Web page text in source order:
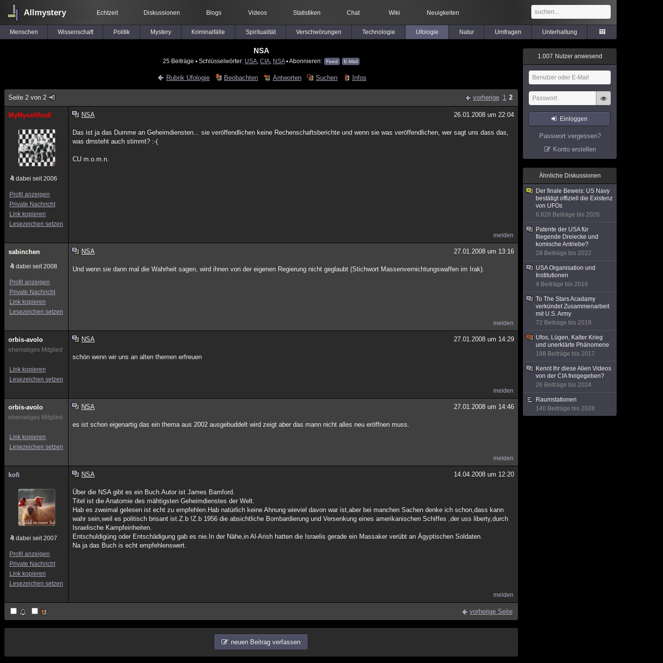
Allmystery Echtzeit Diskussionen Blogs Videos Statistiken Chat Wiki Neuigkeiten
Menschen Wissenschaft Politik Mystery Kriminalfälle Spiritualität Verschwörungen Technologie Ufologie Natur Umfragen Unterhaltung
NSA
25 Beiträge ▪ Schlüsselwörter: USA CIA NSA▪ Abonnieren: Feed E-Mail
Rubrik Ufologie Beobachten Antworten Suchen Infos
Seite 2 von 2 vorherige 1 2
MyMyselfAndI
dabei seit 2006
Profil anzeigen
Private Nachricht
Link kopieren
Lesezeichen setzen
NSA 26.01.2008 um 22:04
Das ist ja das Dumme an Geheimdiensten... sie veröffendlichen keine Rechenschaftsberichte und wenn sie was veröffendlichen, wer sagt uns dass das,
was drnsteht auch stimmt? :-(
CU m.o.m.n.
melden
sabinchen
dabei seit 2008
Profil anzeigen
Private Nachricht
Link kopieren
Lesezeichen setzen
NSA 27.01.2008 um 13:16
Und wenn sie dann mal die Wahrheit sagen, wird ihnen von der eigenen Regierung nicht geglaubt (Stichwort Massenvernichtungswaffen im Irak).
melden
orbis-avolo
ehemaliges Mitglied
Link kopieren
Lesezeichen setzen
NSA 27.01.2008 um 14:29
schön wenn wir uns an alten themen erfreuen
melden
orbis-avolo
ehemaliges Mitglied
Link kopieren
Lesezeichen setzen
NSA 27.01.2008 um 14:46
es ist schon eigenartig das ein thema aus 2002 ausgebuddelt wird zeigt aber das mann nicht alles neu eröffnen muss.
melden
kofi
dabei seit 2007
Profil anzeigen
Private Nachricht
Link kopieren
Lesezeichen setzen
NSA 14.04.2008 um 12:20
Über die NSA gibt es ein Buch.Autor ist James Bamford.
Titel ist die Anatomie des mähtigsten Geheimdienstes der Welt.
Hab es zweimal gelesen ist echt zu empfehlen.Hab natürlich keine Ahnung wieviel davon war ist,aber bei manchen Sachen denke ich schon,dass kann
wahr sein,weil es politisch brisant ist.Z.b !Z.b 1956 die absichtliche Bombardierung und Versenkung eines amerikanischen Schiffes ,der uss liberty,durch
Israelische Kampfeinheiten.
Entschuldigúng oder Entschädigung gab es nie.In der Nähe,in Al-Arish hatten die Israelis gerade ein Massaker verübt an Ägyptischen Soldaten.
Na ja das Buch is echt empfehlenswert.
melden
vorherige Seite
neuen Beitrag verfassen
1.007 Nutzer anwesend
Einloggen
Passwort vergessen?
Konto erstellen
Ähnliche Diskussionen
Der finale Beweis: US Navy
bestätigt offiziell die Existenz
von UFOs
6.620 Beiträge bis 2026
Patente der USA für
fliegende Dreiecke und
komische Antriebe?
28 Beiträge bis 2022
USA Organisation und
Institutionen
4 Beiträge bis 2016
To The Stars Acadamy
verkündet Zusammenarbeit
mit U.S. Army
72 Beiträge bis 2019
Ufos, Lügen, Kalter Krieg
und unerklärte Phänomene
198 Beiträge bis 2017
Kennt Ihr diese Alien Videos
von der CIA freigegeben?
26 Beiträge bis 2024
Raumstationen
140 Beiträge bis 2026